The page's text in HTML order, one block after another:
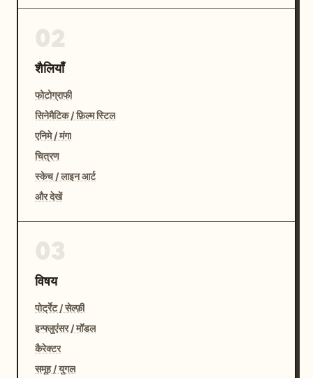
शैलियाँ
फोटोग्राफी
सिनेमैटिक / फ़िल्म स्टिल
एनिमे / मंगा
चित्रण
स्केच / लाइन आर्ट
और देखें
विषय
पोर्ट्रेट / सेल्फ़ी
इन्फ्लुएंसर / मॉडल
कैरेक्टर
समूह / युगल